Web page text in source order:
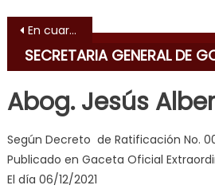
erotic
videos
pono
sinful
angel
emily
Navegación de
En cuarentena social el Clap llega a San Joaquín y Valencia
SECRETARIA GENERAL DE
Abog. Jesús
Según Decreto de Ratificación No.
Publicado en Gaceta Oficial
El día 06/12/2021